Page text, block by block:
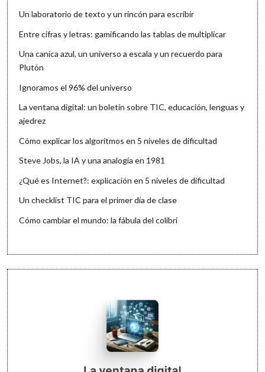
Un laboratorio de texto y un rincón para escribir
Entre cifras y letras: gamificando las tablas de multiplicar
Una canica azul, un universo a escala y un recuerdo para
Plutón
Ignoramos el 96% del universo
La ventana digital: un boletín sobre TIC, educación, lenguas y
ajedrez
Cómo explicar los algoritmos en 5 niveles de dificultad
Steve Jobs, la IA y una analogía en 1981
¿Qué es Internet?: explicación en 5 niveles de dificultad
Un checklist TIC para el primer día de clase
Cómo cambiar el mundo: la fábula del colibrí